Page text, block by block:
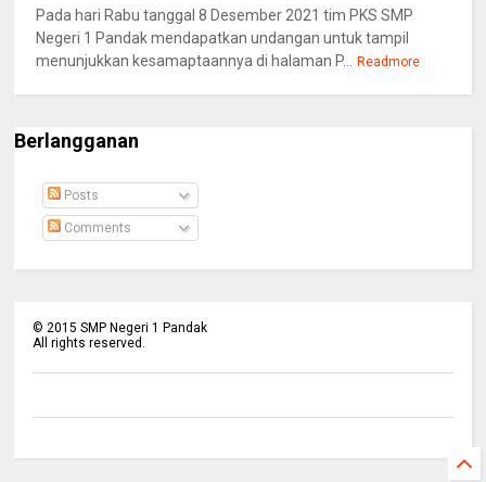
Pada hari Rabu tanggal 8 Desember 2021 tim PKS SMP
Negeri 1 Pandak mendapatkan undangan untuk tampil
menunjukkan kesamaptaannya di halaman P...
Readmore
Berlangganan
Posts
Comments
©2015 SMP Negeri 1 Pandak
All rights reserved.